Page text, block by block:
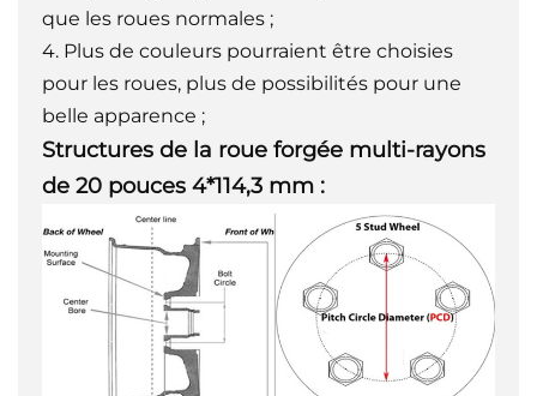
que les roues normales ;
4. Plus de couleurs pourraient être choisies
pour les roues, plus de possibilités pour une
belle apparence ;
Structures de la roue forgée multi-rayons
de 20 pouces 4*114,3 mm :